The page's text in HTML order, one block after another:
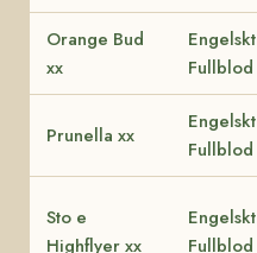
Orange Bud
xx
Engelskt
Fullblod
Prunella xx
Engelskt
Fullblod
Sto e
Highflyer xx
Engelskt
Fullblod